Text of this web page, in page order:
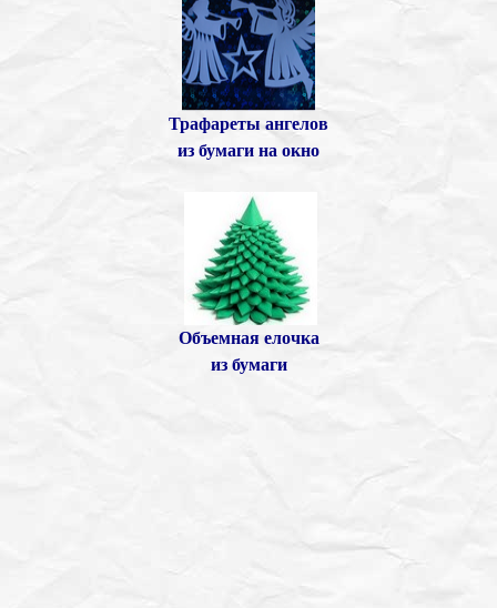
Трафареты ангелов
из бумаги на окно
Объемная елочка
из бумаги